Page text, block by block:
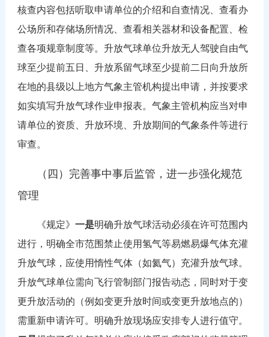
核查内容包括听取申请单位的介绍和自查情况、查看办
公场所和存储场所情况、查看相关器材和设备配置、检
查各项规章制度等。升放气球单位升放无人驾驶自由气
球至少提前五日、升放系留气球至少提前二日向升放所
在地的县级以上地方气象主管机构提出申请，并按要求
如实填写升放气球作业申报表。气象主管机构应当对申
请单位的资质、升放环境、升放期间的气象条件等进行
审查。
（四）完善事中事后监管，进一步强化规范
管理
《规定》 一是明确升放气球活动必须在许可范围内
进行，明确全市范围禁止使用氢气等易燃易爆气体充灌
升放气球，应使用惰性气体（如氦气）充灌升放气球。
升放气球单位需向飞行管制部门报告动态，同时对于变
更升放活动的（例如变更升放时间或变更升放地点的）
需重新申请许可。明确升放现场应安排专人进行值守。